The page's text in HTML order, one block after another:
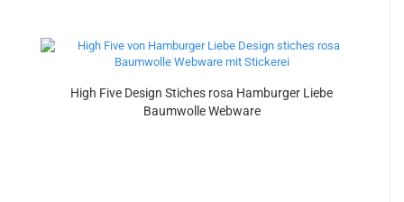
High Five Design Stiches rosa Hamburger Liebe
Baumwolle Webware